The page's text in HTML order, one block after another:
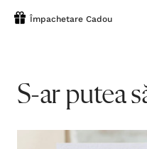
Împachetare Cadou
S-ar putea